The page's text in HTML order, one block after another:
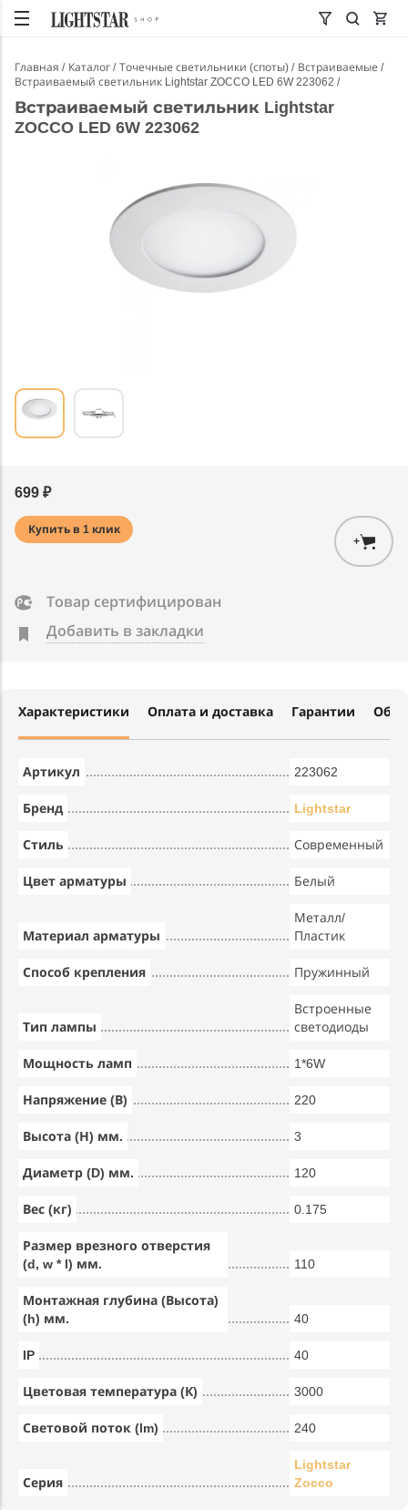
Главная Каталог Точечные светильники (споты)
Встраиваемые
Встраиваемый светильник Lightstar ZOCCO LED 6W 223062
Встраиваемый светильник Lightstar
ZOCCO LED 6W 223062
699 ₽
+
Купить в 1 клик
Товар сертифицирован
Добавить в закладки
Характеристики Оплата и доставка Гарантии
Артикул 223062
Бренд Lightstar
Стиль Современный
Цвет арматуры Белый
Материал арматуры
Металл/
Пластик
Способ крепления Пружинный
Тип лампы
Встроенные
светодиоды
Мощность ламп 1*6W
Напряжение (В) 220
Высота (Н) мм. 3
Диаметр (D) мм. 120
Вес (кг) 0.175
Размер врезного отверстия
(d, w * l) мм.
110
Монтажная глубина (Высота)
(h) мм.
40
IP 40
Цветовая температура (К) 3000
Световой поток (lm) 240
Серия
Lightstar
Zocco